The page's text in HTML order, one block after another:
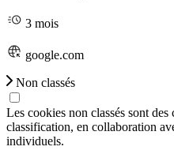
3 mois
google.com
Non classés
Les cookies non classés sont
classification, en collaboration
individuels.